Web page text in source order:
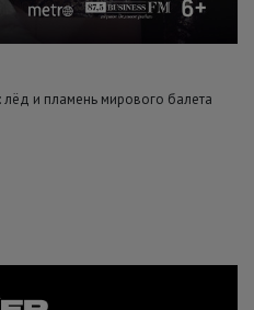
и пламень мирового балета